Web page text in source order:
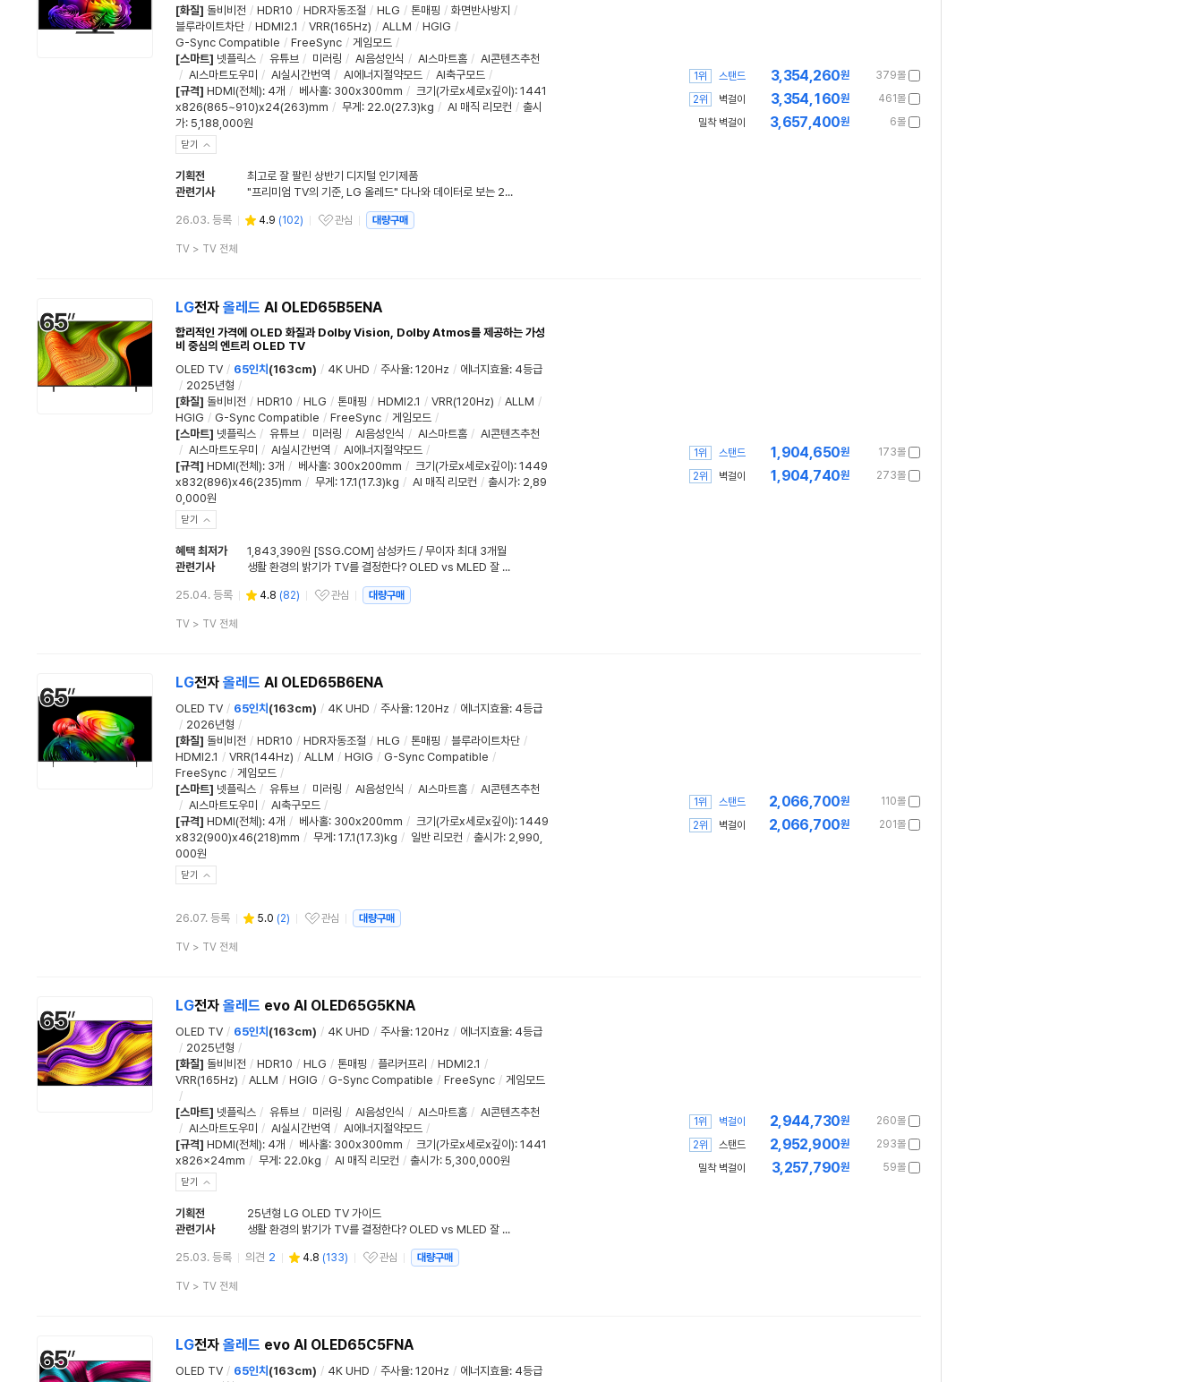
[화질] 돌비비전 / HDR10 / HDR자동조절 / HLG / 톤매핑 / 화면반사방지 /
블루라이트차단 / HDMI2.1 / VRR(165Hz) / ALLM / HGIG /
G-Sync Compatible / FreeSync / 게임모드 /
[스마트] 넷플릭스 / 유튜브 / 미러링 / AI음성인식 / AI스마트홈 / AI콘텐츠추천
/ AI스마트도우미 / AI실시간번역 / AI에너지절약모드 / AI축구모드 /
[규격] HDMI(전체): 4개 / 베사홀: 300x300mm / 크기(가로x세로x깊이): 1441
x826(865~910)x24(263)mm / 무게 : 22.0(27.3)kg / AI 매직 리모컨 / 출시
가: 5,188,000원
닫기
기획전
최고로 잘 팔린 상반기 디지털 인기제품
관련기사
"프리미엄 TV의 기준, LG 올레드" 다나와 데이터로 보는 2026 TV 구매가이드
26.03. 등록 4.9 (102)
관심상품
관심 대량구매
상
TV> TV 전체
379몰
3,354,260원
1위
스탠드
461몰
3,354,160원
2위
벽걸이
6몰
3,657,400원
밀착 벽걸이
LG전자 올레드 AI OLED65B5ENA
합리적인 가격에 OLED 화질과 Dolby Vision, Dolby Atmos를 제공하는 가성
비 중심의 엔트리 OLED TV
OLED TV / 65인치 (163cm) / 4K UHD / 주사율: 120Hz / 에너지효율: 4등급
/ 2025년형 /
[화질] 돌비비전 / HDR10 / HLG / 톤매핑 / HDMI2.1 / VRR(120Hz) / ALLM /
HGIG / G-Sync Compatible / FreeSync / 게임모드 /
[스마트] 넷플릭스 / 유튜브 / 미러링 / AI음성인식 / AI스마트홈 / AI콘텐츠추천
/ AI스마트도우미 / AI실시간번역 / AI에너지절약모드 /
[규격] HDMI(전체): 3개 / 베사홀: 300x200mm / 크기(가로x세로x깊이): 1449
x832(896)x46(235)mm / 무게 : 17.1(17.3)kg / AI 매직 리모컨 / 출시가: 2,89
0,000원
닫기
혜택 최저가
1,843,390원 [SSG.COM] 삼성카드 / 무이자 최대 3개월
관련기사
생활 환경의 밝기가 TV를 결정한다? OLED vs MLED 잘 선택하는 법
25.04. 등록 4.8 (82)
관심상품
관심 대량구매
상
TV> TV 전체
173몰
1,904,650원
1위
스탠드
273몰
1,904,740원
2위 벽걸이
LG전자 올레드 AI OLED65B6ENA
OLED TV / 65인치 (163cm) / 4K UHD / 주사율: 120Hz / 에너지효율: 4등급
/ 2026년형 /
[화질] 돌비비전 / HDR10 / HDR자동조절 / HLG / 톤매핑 / 블루라이트차단 /
HDMI2.1 / VRR(144Hz) / ALLM / HGIG / G-Sync Compatible /
FreeSync / 게임모드 /
[스마트] 넷플릭스 / 유튜브 / 미러링 / AI음성인식 / AI스마트홈 / AI콘텐츠추천
/ AI스마트도우미 / AI축구모드 /
[규격] HDMI(전체): 4개 / 베사홀: 300x200mm / 크기(가로x세로x깊이): 1449
x832(900)x46(218)mm / 무게 : 17.1(17.3)kg / 일반 리모컨 / 출시가: 2,990,
000원
닫기
26.07. 등록 5.0 (2)
관심상품
관심 대량구매
상
TV> TV 전체
110몰
2,066,700원
1위
스탠드
201몰
2,066,700원
2위 벽걸이
LG전자 올레드 evo AI OLED65G5KNA
OLED TV / 65인치 (163cm) / 4K UHD / 주사율: 120Hz / 에너지효율: 4등급
/ 2025년형 /
[화질] 돌비비전 / HDR10 / HLG / 톤매핑 / 플리커프리 / HDMI2.1 /
VRR(165Hz) / ALLM / HGIG / G-Sync Compatible / FreeSync / 게임모드
/
[스마트] 넷플릭스 / 유튜브 / 미러링 / AI음성인식 / AI스마트홈 / AI콘텐츠추천
/ AI스마트도우미 / AI실시간번역 / AI에너지절약모드 /
[규격] HDMI(전체): 4개 / 베사홀: 300x300mm / 크기(가로x세로x깊이): 1441
x826x24mm / 무게 : 22.0kg / AI 매직 리모컨 / 출시가: 5,300,000원
닫기
기획전
25년형 LG OLED TV 가이드
관련기사
생활 환경의 밝기가 TV를 결정한다? OLED vs MLED 잘 선택하는 법
25.03. 등록 의견 2 4.8 (133)
관심상품
관심 대량구매
상
TV> TV 전체
260몰
2,944,730원
1위
벽걸이
293몰
2,952,900원
2위
스탠드
59몰
3,257,790원
밀착 벽걸이
LG전자 올레드 evo AI OLED65C5FNA
OLED TV / 65인치 (163cm) / 4K UHD / 주사율: 120Hz / 에너지효율: 4등급